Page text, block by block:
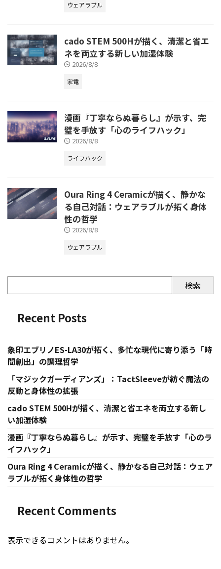
ウェアラブル
cado STEM 500Hが描く、清潔と省エ
ネを両立する新しい加湿体験
2026/8/8
家電
漫画『丁寧ならぬ暮らし』が示す、完
璧を手放す「心のライフハック」
2026/8/8
ライフハック
Oura Ring 4 Ceramicが描く、静かな
る自己対話：ウェアラブルが拓く身体
性の哲学
2026/8/8
ウェアラブル
検索
Recent Posts
象印エブリノES-LA30が拓く、多忙な現代に寄り添う「時
間創出」の調理哲学
「マジックガーディアンズ」：TactSleeveが紡ぐ魔法の
反動と身体性の拡張
cado STEM 500Hが描く、清潔と省エネを両立する新し
い加湿体験
漫画『丁寧ならぬ暮らし』が示す、完璧を手放す「心のラ
イフハック」
Oura Ring 4 Ceramicが描く、静かなる自己対話：ウェア
ラブルが拓く身体性の哲学
Recent Comments
表示できるコメントはありません。